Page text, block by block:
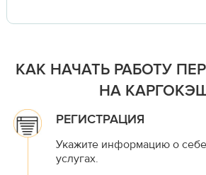
КАК НАЧАТЬ РАБОТУ
НА
РЕГИСТРАЦИЯ
Укажите информацию о
услугах.